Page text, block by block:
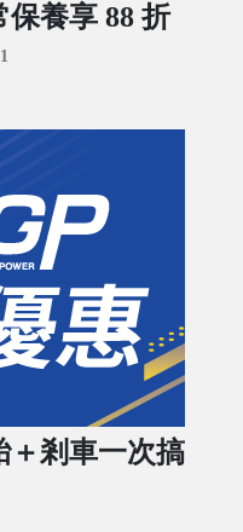
養享 88 折
＋剎車一次搞